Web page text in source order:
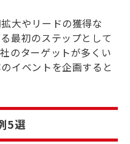
大やリードの獲得な
最初のステップとして
のターゲットが多くい
イベントを企画すると
5選